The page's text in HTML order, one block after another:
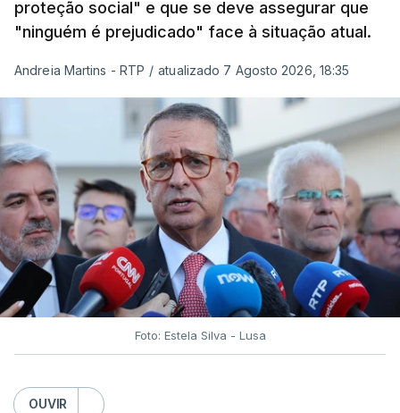
proteção social" e que se deve assegurar que
"ninguém é prejudicado" face à situação atual.
Andreia Martins - RTP / atualizado 7 Agosto 2026, 18:35
Foto: Estela Silva - Lusa
OUVIR